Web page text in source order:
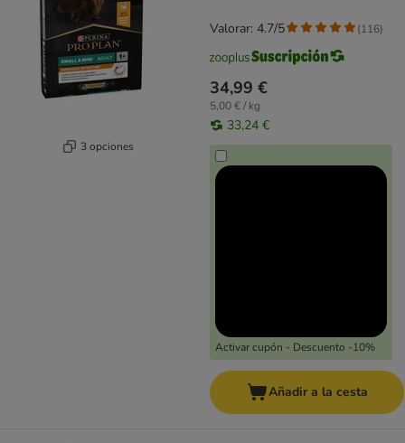
3 opciones
34,99 €
5,00 € / kg
33,24 €
Activar cupón - Descuento -10%
Valorar: 4.7/5 (116)
Añadir a la cesta